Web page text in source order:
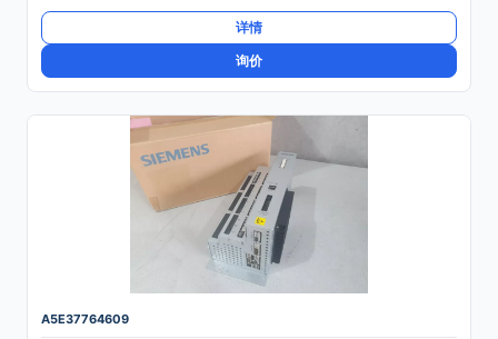
详情
询价
A5E37764609